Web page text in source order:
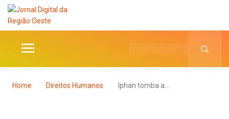
Home Direitos Humanos Iphan tomba a…